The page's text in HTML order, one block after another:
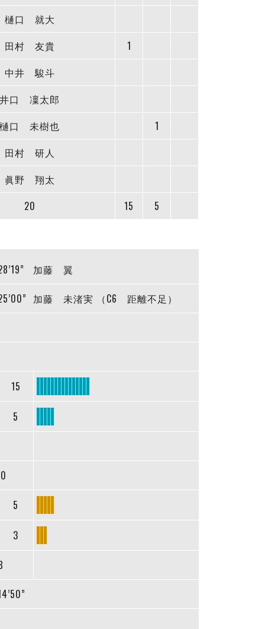
樋口 就大
田村 友貴
1
中井 駿斗
井口 凜太郎
樋口 未樹也
1
田村 研人
眞野 翔太
20 15 5
加藤 翼
加藤 未渚実 （C6 距離不足）
15
5
5
3